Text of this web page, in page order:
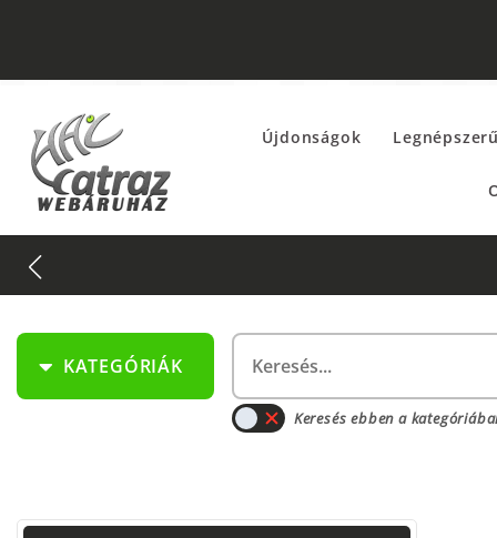
Újdonságok
KATEGÓRIÁK
Keresés ebben a